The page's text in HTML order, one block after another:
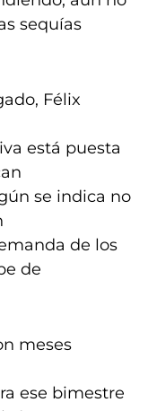
sequías
Félix
está puesta
se indica no
de los
de
meses
ese bimestre